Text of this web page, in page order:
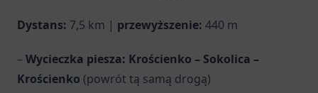
Dystans: 7,5 km | przewyższenie: 440 m
– Wycieczka piesza: Krościenko – Sokolica –
Krościenko (powrót tą samą drogą)